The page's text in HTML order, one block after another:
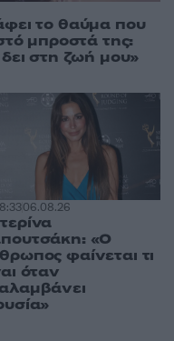
το θαύμα που
μπροστά της:
στη ζωή μου»
06.08.26
«Ο
φαίνεται τι
όταν